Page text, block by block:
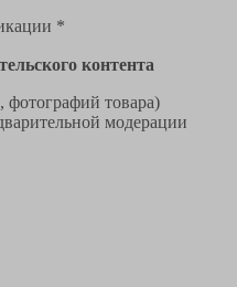
*
контента
фотографий товара)
модерации